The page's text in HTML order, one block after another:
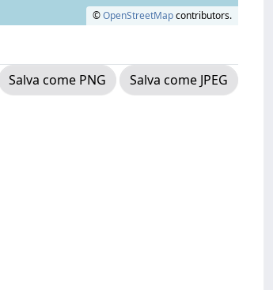
©OpenStreetMapcontributors.
Salva come PNG
Salva come JPEG